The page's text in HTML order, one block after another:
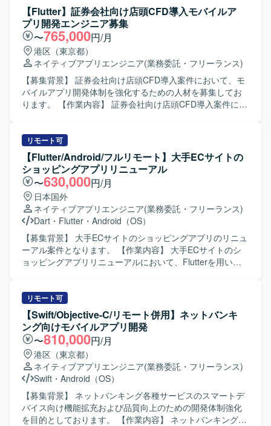
イルアプリ開発を中心に、Kotlin を用いたBFF周辺の開発に
も関わっていただく想定です。生成AIを活用した開発プロ
セスを取り入れつつ、ビジネス側メンバーとコミュニケー
ションを取りながら要件の整理や仕様調整、実装、レビュ
ーを行っていただきます。スクラムベースのアジャイル開
発に参加し、定期的なリリースサイクルの中で設計から実
装、テスト、改善まで一連の工程に携わっていただきま
す。 【求める人物像】 チームメンバーやビジネス側と積極
的にコミュニケーションを取りながら、自ら課題を発見し
組みにも前向きにチャレンジいただける方が望ましいで
す。 【ポジションの魅力】 金融領域の証券取引システムに
関わる資産管理スマホアプリ開発に携わることで、ドメイ
ン知見とモバイルアプリ開発スキルの両方を高めていただ
けます。Flutter を中心としたクロスプラットフォーム開発
に加え、生成AIを活用した開発プロセスを経験できる環境
です。スクラムによる短い開発サイクルの中で、企画から
リリースまでの一連の流れを継続的に経験できる点も魅力
です。 【開発環境】 Flutter（モバイル）、Kotlin（BFF）
を中心とした構成で、アジャイル（スクラム）開発を採用
しております。約3週間ごとのリリースサイクルで継続的な
【Flutter】証券会社向け店頭CFD導入モバイルア
プリ開発エンジニア募集
〜765,000円/月
港区（東京都）
ネイティブアプリエンジニア(業務委託・フリーランス)
【募集背景】 証券会社向け店頭CFD導入案件において、モ
バイルアプリ開発体制を強化するための人材を募集してお
ります。 【作業内容】 証券会社向け店頭CFD導入案件にお
ランチ運用など、一連の開発フローに沿って作業していた
だきます。チームメンバーとコミュニケーションを取りな
がら、課題の抽出や解決にも取り組んでいただきます。
【求める人物像】 モバイルアプリ開発に主体的に取り組
み、チーム内でのコミュニケーションを大切にしながら課
題解決ができる方を求めております。金融やCFDなどのド
メイン知識習得にも前向きに取り組んでいただける方です
と望ましいです。 【ポジションの魅力】 金融業界向けの店
頭CFDサービス導入という専門性の高い分野に携わること
ができ、Flutter によるモバイルアプリ開発の経験を深めて
いただけます。将来的にリードエンジニアやアーキテクト
としたモバイルアプリ開発環境にて、Git を用いたソースコ
ード管理とブランチ運用を行っております。CI/CD 環境を
活用しながら継続的な開発・改善を進めております。
リモート可
【Flutter/Android/フルリモート】大手ECサイトの
ショッピングアプリリニューアル
〜630,000円/月
日本国外
ネイティブアプリエンジニア(業務委託・フリーランス)
Dart ・ Flutter ・ Android（OS）
【募集背景】 大手ECサイトのショッピングアプリのリニュ
ーアル案件となります。 【作業内容】 大手ECサイトのシ
ョッピングアプリリニューアルにおいて、Flutterを用いた
や機能改修、品質向上に向けた開発業務を行っていただき
ます。 【求める人物像】 モバイルアプリのユーザー体験向
上に関心を持ち、デザインシステムを理解したうえで主体
的に開発を進めていただける方を求めています。 【ポジシ
ョンの魅力】 大規模なECサービスのスマートフォンアプリ
開発に携わることで、Flutterを活用したクロスプラットフ
ォーム開発やデザインシステム活用の実践経験を積むこと
ができます。 【開発環境】 Flutterを用いたスマートフォン
アプリ開発環境となります。
リモート可
【Swift/Objective-C/リモート併用】ネットバンキ
ング向けモバイルアプリ開発
〜810,000円/月
港区（東京都）
ネイティブアプリエンジニア(業務委託・フリーランス)
Swift ・ Android（OS）
【募集背景】 ネットバンキング各種サービスのスマートデ
バイス向け機能拡充および品質向上のための開発体制強化
を目的としております。 【作業内容】 ネットバンキング各